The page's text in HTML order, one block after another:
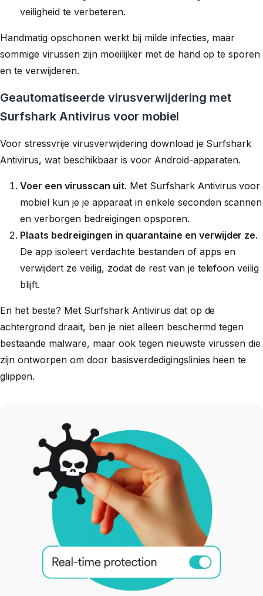
veiligheid te verbeteren.
Handmatig opschonen werkt bij milde infecties, maar
sommige virussen zijn moeilijker met de hand op te sporen
en te verwijderen.
Geautomatiseerde virusverwijdering met
Surfshark Antivirus voor mobiel
Voor stressvrije virusverwijdering download je Surfshark
Antivirus, wat beschikbaar is voor Android-apparaten.
Voer een virusscan uit. Met Surfshark Antivirus voor
mobiel kun je je apparaat in enkele seconden scannen
en verborgen bedreigingen opsporen.
Plaats bedreigingen in quarantaine en verwijder ze.
De app isoleert verdachte bestanden of apps en
verwijdert ze veilig, zodat de rest van je telefoon veilig
blijft.
En het beste? Met Surfshark Antivirus dat op de
achtergrond draait, ben je niet alleen beschermd tegen
bestaande malware, maar ook tegen nieuwste virussen die
zijn ontworpen om door basisverdedigingslinies heen te
glippen.